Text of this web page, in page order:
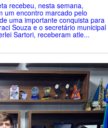
recebeu, nesta semana,
um encontro marcado pelo
uma importante conquista para
Souza e o secretário municipal
Sartori, receberam atle...